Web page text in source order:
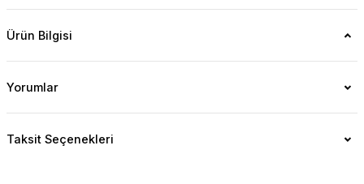
Ürün Bilgisi
Yorumlar
Taksit Seçenekleri